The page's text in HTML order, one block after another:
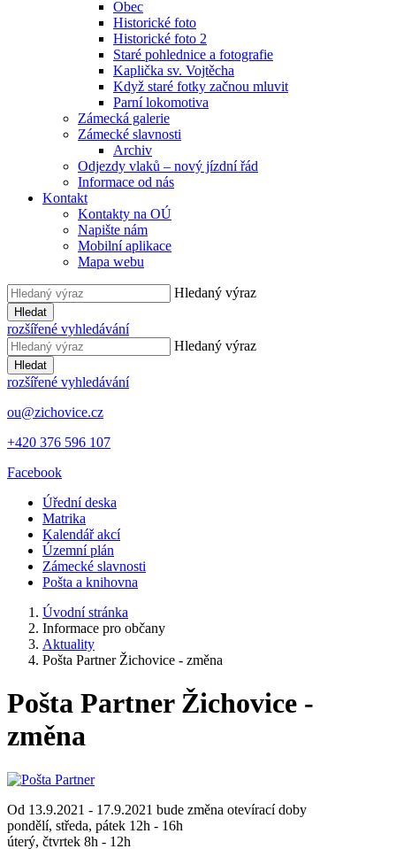
Obec
Historické foto
Historické foto 2
Staré pohlednice a fotografie
Kaplička sv. Vojtěcha
Když staré fotky začnou mluvit
Parní lokomotiva
Zámecká galerie
Zámecké slavnosti
Archiv
Odjezdy vlaků – nový jízdní řád
Informace od nás
Kontakt
Kontakty na OÚ
Napište nám
Mobilní aplikace
Mapa webu
Hledaný výraz
Hledat
rozšířené vyhledávání
Hledaný výraz
Hledat
rozšířené vyhledávání
ou@zichovice.cz
+420 ​​376 596 107
Facebook
Úřední deska
Matrika
Kalendář akcí
Územní plán
Zámecké slavnosti
Pošta a knihovna
Úvodní stránka
Informace pro občany
Aktuality
Pošta Partner Žichovice - změna
Pošta Partner Žichovice -
změna
Od 13.9.2021 - 17.9.2021 bude změna otevírací doby
pondělí, středa, pátek 12h - 16h
úterý, čtvrtek 8h - 12h